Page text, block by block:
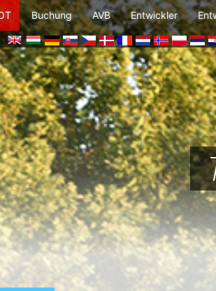
Buchung AVB Entwickler